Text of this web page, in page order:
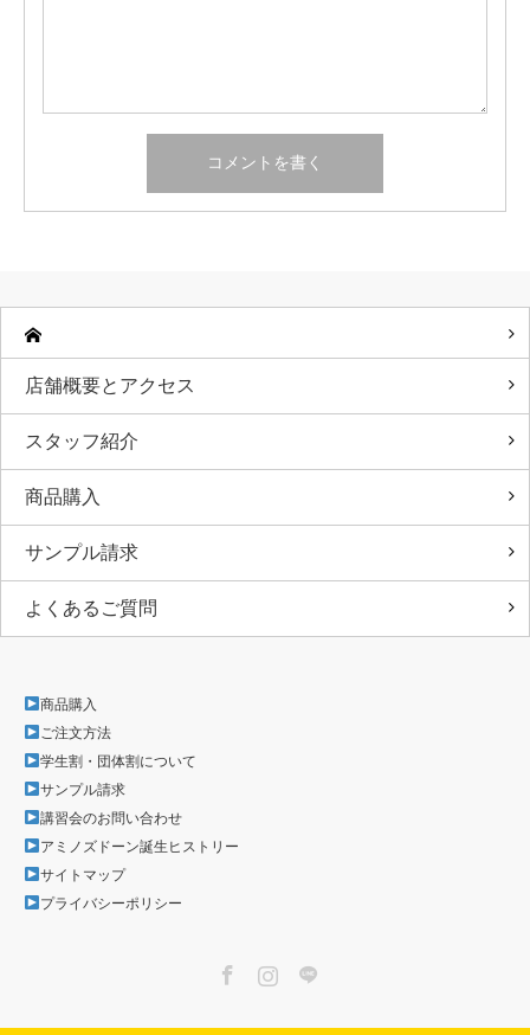
店舗概要とアクセス
スタッフ紹介
商品購入
サンプル請求
よくあるご質問
商品購入
ご注文方法
学生割・団体割について
サンプル請求
講習会のお問い合わせ
アミノズドーン誕生ヒストリー
サイトマップ
プライバシーポリシー